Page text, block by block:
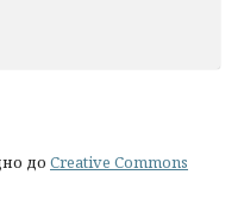
до Creative Commons